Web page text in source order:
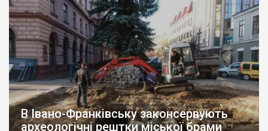
В Івано-Франківську законсервують
археологічні рештки міської брами